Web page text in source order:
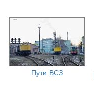
Пути ВСЗ